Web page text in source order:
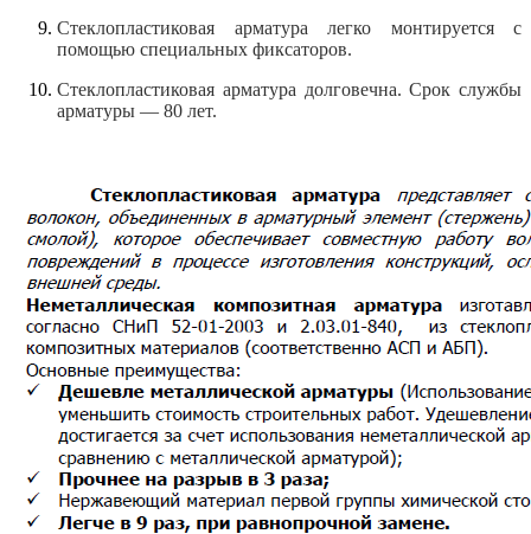
Стеклопластиковая арматура легко монтируется с
помощью специальных фиксаторов.
Стеклопластиковая арматура долговечна. Срок службы
арматуры — 80 лет.